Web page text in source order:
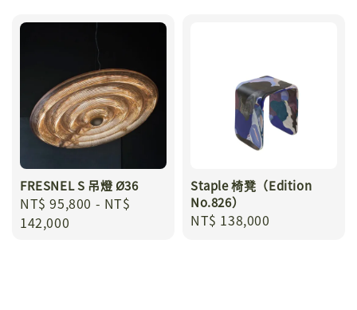
FRESNEL S 吊燈 Ø36
Regular
price
NT$ 95,800 - NT$
142,000
Staple 椅凳（Edition
No.826）
Regular
NT$ 138,000